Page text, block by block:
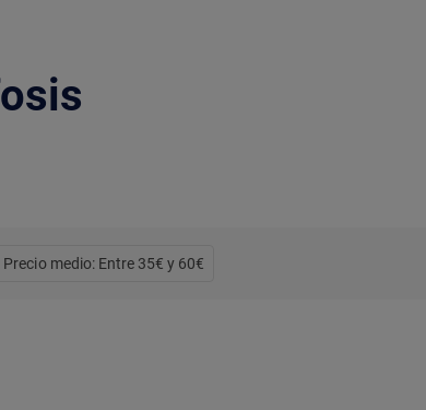
Precio medio: Entre 35€ y 60€